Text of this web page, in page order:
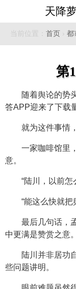
天降
当前位置： 首页 › 都
第
随着舆论的势
答APP迎来了下载
就为这件事情
一家咖啡馆里
意。
“陆川，以前
“能这么快就
最后几句话，
中更满是赞赏之意。
陆川并非居功
些问题讲明。